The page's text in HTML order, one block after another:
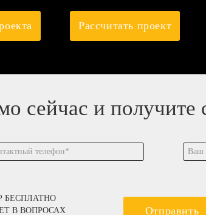
Рассчитать проект
сейчас и получите
В ВОПРОСАХ
Отправить